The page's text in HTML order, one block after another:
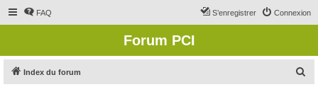
FAQ Connexion
S’enregistrer
Forum PCI
Index du forum